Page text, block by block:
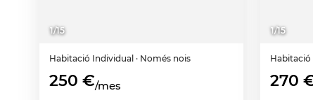
1/15
Habitació Individual · Només nois
250 €/mes
1/15
Habitació
270